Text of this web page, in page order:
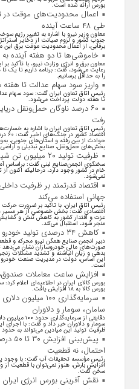
بورس ارائه شده است.
اعمال محدودیت‌های موقت در
طی ۴۸ ساعت آینده
معاون وزیر نیرو با اشاره به تغییر رژیم
جنوب کشور و لزوم صیانت از ذخایر
برقابی، از اعمال محدودیت‌ موقت برق این
خاموشی‌ها تا دو هفته آینده
معاون برق و انرژی وزارت نیرو، با تأکید
رعایت می‌شود، گفت: برنامه داریم تا یک
را به حداقل برسانیم.
واریز سود سهام عدالت تا هفته
تا هفته دولت پرداخت می‌شود.
۶۰ درصد ناوگان حمل‌ونقل
رفت
رئیس اتاق تعاون ایران با اشاره به
حوادث از بین رفته و استان‌های جنوبی،
بخش‌های حمل‌ونقل، صنایع تبدیلی و
ظرفیت تولید ۲۰ میلیون تن شیر خام در کشور وجود دارد
خام در کشور وجود دارد، درحالیکه اکنون
نمی‌شود.
اقتصاد قدرتمند بر ظرفیت
جهانی استفاده می‌کند
رئیس اتاق ایران، با تاکید بر ضرورت
اقتصادی گفت: بخش خصوصی از هر مسیر
عزت و اقتدار کشور به کاهش تنش و گشایش
منجر شود، استقبال می‌کند.
کاهش ۳۴ درصدی تولید خودرو در سه ماهه نخست امسال
دبیر انجمن صنایع همگن نیرو محرکه و
صورت‌های مالی خودروسازان نشان می‌دهد
بدهی و زیان انباشته و تشدید مشکلات
این اساس، دولت در مدیریت صنعت خودرو
است.
افزایش ساعت معاملات
بورس کالای ایران در اطلاعیه‌ای اعلام کرد:
بورس کالا به ۱۸ افزایش یافت.
سرمایه‌گذاری ۱۰۰
سامان، سومار و دلاوران
دقایقی از
سومار و دلاوران خبر داد و گفت: با اجرای
ظرفیت تولید این میادین می‌تواند به حدود ۹ هزار بشکه در روز برسد
احتمال، نه قطعیت
رئیس مؤسسه تحقیقات آب گفت: با وجود
افزایش بارش، هنوز نمی‌توان با قطعیت از
سخن گفت.
نقش آفرینی بورس انرژی ایران